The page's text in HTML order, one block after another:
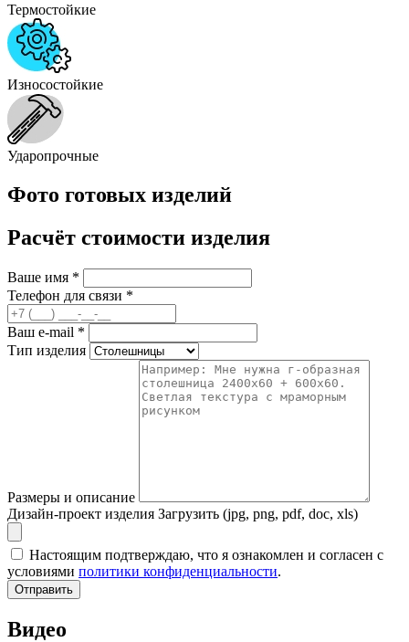
Термостойкие
Износостойкие
Ударопрочные
Фото готовых изделий
Расчёт стоимости изделия
Ваше имя *
Телефон для связи *
Ваш e-mail *
Тип изделия
Размеры и описание
Дизайн-проект изделия Загрузить (jpg, png, pdf, doc, xls)
Настоящим подтверждаю, что я ознакомлен и согласен с
условиями политики конфиденциальности.
Отправить
Видео